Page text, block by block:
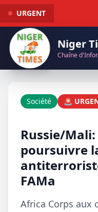
URGENT
Niger
Chaîne
Société 🚨
Russie/
poursuivre
FAMa
Africa Corps aux